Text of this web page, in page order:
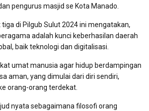
pengurus masjid se Kota Manado.
di Pilgub Sulut 2024 ini mengatakan,
adalah kunci keberhasilan daerah
baik teknologi dan digitalisasi.
umat manusia agar hidup berdampingan
aman, yang dimulai dari diri sendiri,
orang-orang terdekat.
nyata sebagaimana filosofi orang